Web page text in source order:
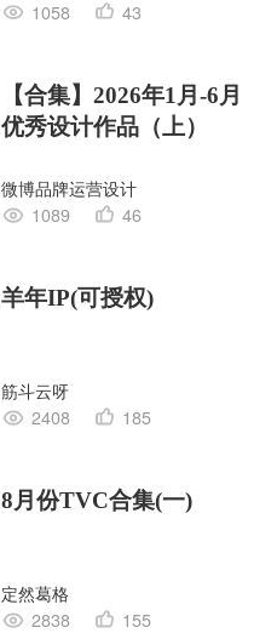
1058
43
【合集】2026年1月-6月
优秀设计作品（上）
微博品牌运营设计
1089
46
羊年IP(可授权)
筋斗云呀
2408
185
8月份TVC合集(一)
定然葛格
2838
155